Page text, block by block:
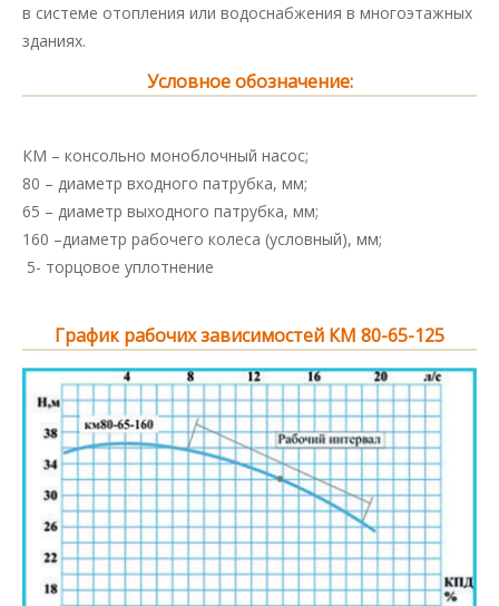
в системе отопления или водоснабжения в многоэтажных
зданиях.
Условное обозначение:
КМ – консольно моноблочный насос;
80 – диаметр входного патрубка, мм;
65 – диаметр выходного патрубка, мм;
160 –диаметр рабочего колеса (условный), мм;
5- торцовое уплотнение
График рабочих зависимостей КМ 80-65-125